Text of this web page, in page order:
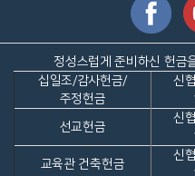
정성스럽게 준비하신 헌금
십일조/감사헌금/
주정헌금
신
선교헌금
신
교육관 건축헌금
신